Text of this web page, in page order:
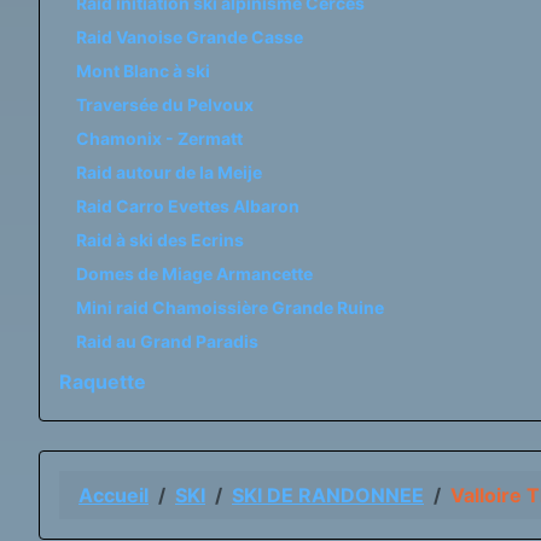
Raid Vanoise Grande Casse
Mont Blanc à ski
Traversée du Pelvoux
Chamonix - Zermatt
Raid autour de la Meije
Raid Carro Evettes Albaron
Raid à ski des Ecrins
Domes de Miage Armancette
Mini raid Chamoissière Grande Ruine
Raid au Grand Paradis
Raquette
Accueil SKI SKI DE RANDONNEE Valloire